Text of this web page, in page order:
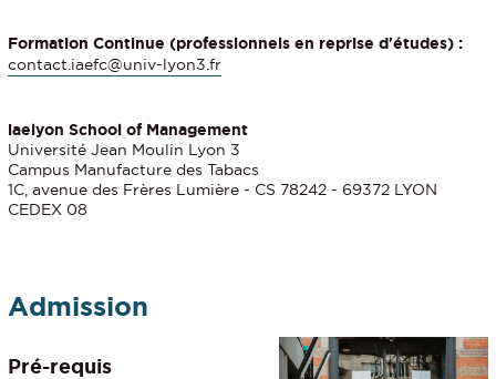
Formation Continue (professionnels en reprise d'études) :
contact.iaefc@univ-lyon3.fr
iaelyon School of Management
Université Jean Moulin Lyon 3
Campus Manufacture des Tabacs
1C, avenue des Frères Lumière - CS 78242 - 69372 LYON
CEDEX 08
Admission
Pré-requis